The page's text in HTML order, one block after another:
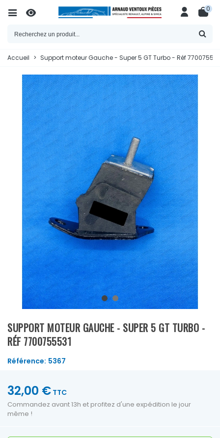
0
Accueil > Support moteur Gauche - Super 5 GT Turbo - Réf
SUPPORT MOTEUR GAUCHE - SUPER 5 GT TURBO -
RÉF 7700755531
Référence: 5367
32,00 € TTC
Commandez avant 13h et profitez d'une expédition le jour
même !